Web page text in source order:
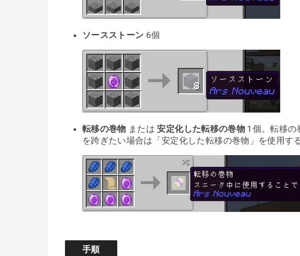
ソースストーン 6個
転移の巻物 または安定化した転移の巻物1個。転移の
を跨ぎたい場合は「安定化した転移の巻物」を使用す
手順